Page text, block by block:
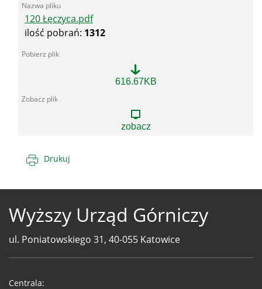
120 Łęczyca.pdf
ilość pobrań: 1312
616.67KB
zobacz
Drukuj
Wyższy Urząd Górniczy
ul. Poniatowskiego 31, 40-055 Katowice
WUG
Centrala: